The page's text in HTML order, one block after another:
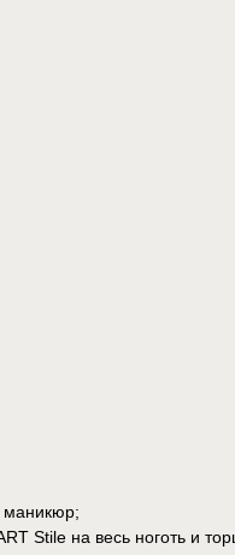
маникюр;
Stile на весь ноготь и